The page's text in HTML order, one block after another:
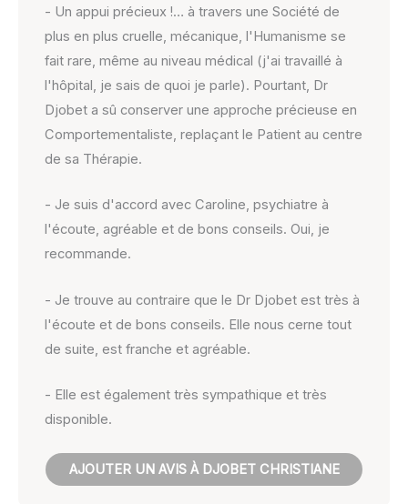
- Un appui précieux !… à travers une Société de
plus en plus cruelle, mécanique, l'Humanisme se
fait rare, même au niveau médical (j'ai travaillé à
l'hôpital, je sais de quoi je parle). Pourtant, Dr
Djobet a sû conserver une approche précieuse en
Comportementaliste, replaçant le Patient au centre
de sa Thérapie.
- Je suis d'accord avec Caroline, psychiatre à
l'écoute, agréable et de bons conseils. Oui, je
recommande.
- Je trouve au contraire que le Dr Djobet est très à
l'écoute et de bons conseils. Elle nous cerne tout
de suite, est franche et agréable.
- Elle est également très sympathique et très
disponible.
AJOUTER UN AVIS À DJOBET CHRISTIANE